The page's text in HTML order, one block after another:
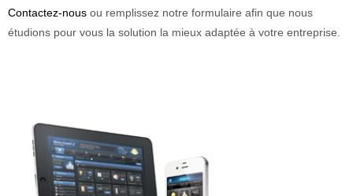
Contactez-nous ou remplissez notre formulaire afin que nous
étudions pour vous la solution la mieux adaptée à votre entreprise.